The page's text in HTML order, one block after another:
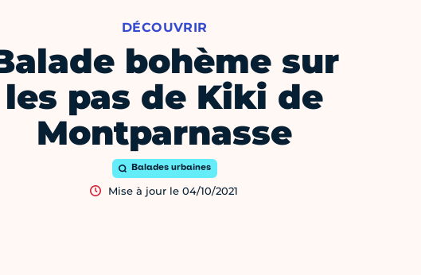
bohème sur
les pas de Kiki de
Montparnasse
DÉCOUVRIR
Balades urbaines
Mise à jour le 04/10/2021